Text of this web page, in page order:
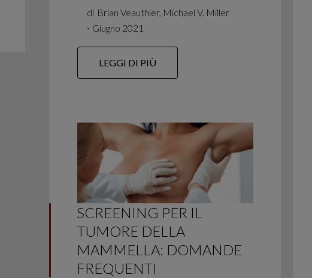
di Brian Veauthier, Michael V. Miller
∙ Giugno 2021
LEGGI DI PIÙ
SCREENING PER IL
TUMORE DELLA
MAMMELLA: DOMANDE
FREQUENTI